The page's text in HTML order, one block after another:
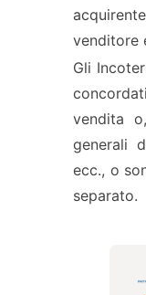
venditore
Gli
vendita
generali
ecc., o
separato.